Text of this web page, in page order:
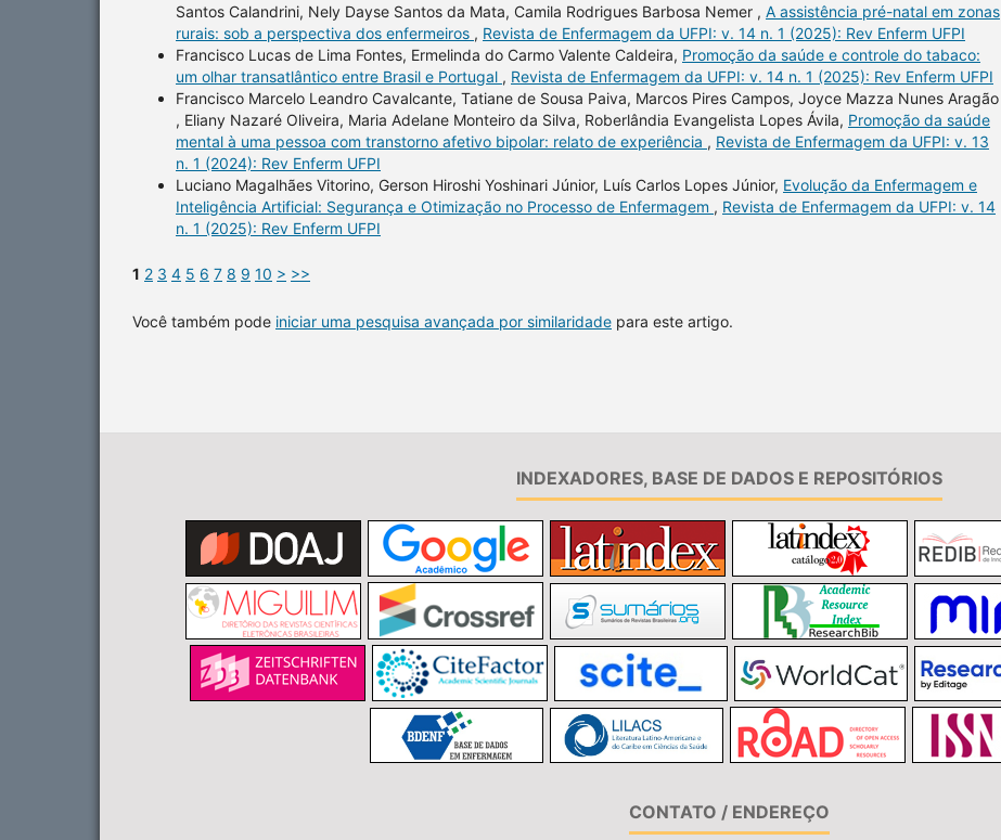
Santos Calandrini, Nely Dayse Santos da Mata, Camila Rodrigues Barbosa Nemer , A assistência pré-natal em zonas
rurais: sob a perspectiva dos enfermeiros , Revista de Enfermagem da UFPI: v. 14 n. 1 (2025): Rev Enferm UFPI
Francisco Lucas de Lima Fontes, Ermelinda do Carmo Valente Caldeira, Promoção da saúde e controle do tabaco:
um olhar transatlântico entre Brasil e Portugal , Revista de Enfermagem da UFPI: v. 14 n. 1 (2025): Rev Enferm UFPI
Francisco Marcelo Leandro Cavalcante, Tatiane de Sousa Paiva, Marcos Pires Campos, Joyce Mazza Nunes Aragão
, Eliany Nazaré Oliveira, Maria Adelane Monteiro da Silva, Roberlândia Evangelista Lopes Ávila, Promoção da saúde
mental à uma pessoa com transtorno afetivo bipolar: relato de experiência , Revista de Enfermagem da UFPI: v. 13
n. 1 (2024): Rev Enferm UFPI
Luciano Magalhães Vitorino, Gerson Hiroshi Yoshinari Júnior, Luís Carlos Lopes Júnior, Evolução da Enfermagem e
Inteligência Artificial: Segurança e Otimização no Processo de Enfermagem , Revista de Enfermagem da UFPI: v. 14
n. 1 (2025): Rev Enferm UFPI
1 2 3 4 5 6 7 8 9 10 > >>
Você também pode iniciar uma pesquisa avançada por similaridade para este artigo.
INDEXADORES, BASE DE DADOS E REPOSITÓRIOS
CONTATO / ENDEREÇO